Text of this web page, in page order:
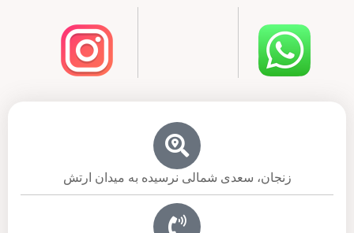
زنجان، سعدی شمالی نرسیده به میدان ارتش